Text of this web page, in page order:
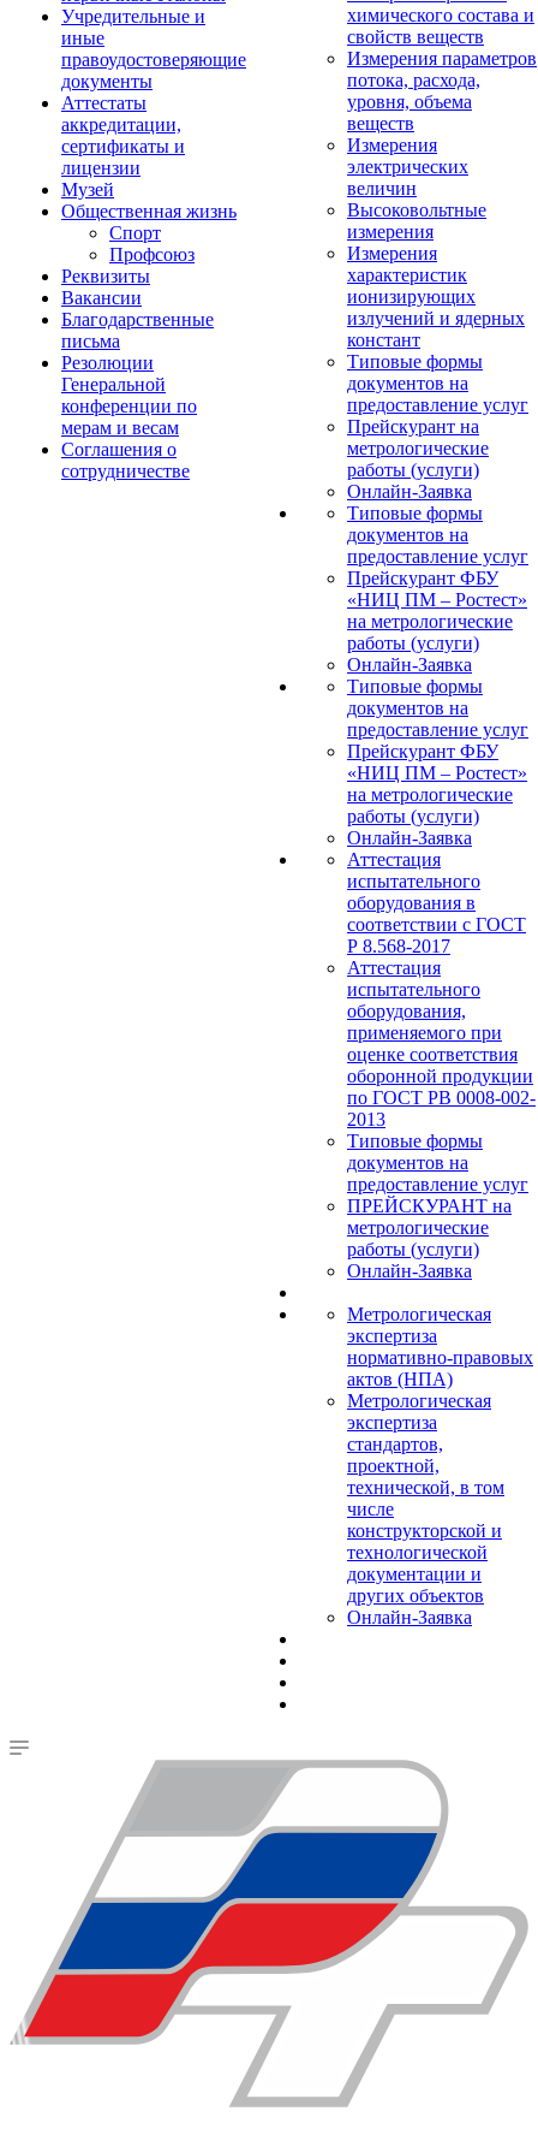
Учредительные и
иные
правоудостоверяющие
документы
Аттестаты
аккредитации,
сертификаты и
лицензии
Музей
Общественная жизнь
Спорт
Профсоюз
Реквизиты
Вакансии
Благодарственные
письма
Резолюции
Генеральной
конференции по
мерам и весам
Соглашения о
сотрудничестве
химического состава и
свойств веществ
Измерения параметров
потока, расхода,
уровня, объема
веществ
Измерения
электрических
величин
Высоковольтные
измерения
Измерения
характеристик
ионизирующих
излучений и ядерных
констант
Типовые формы
документов на
предоставление услуг
Прейскурант на
метрологические
работы (услуги)
Онлайн-Заявка
Типовые формы
документов на
предоставление услуг
Прейскурант ФБУ
«НИЦ ПМ – Ростест»
на метрологические
работы (услуги)
Онлайн-Заявка
Типовые формы
документов на
предоставление услуг
Прейскурант ФБУ
«НИЦ ПМ – Ростест»
на метрологические
работы (услуги)
Онлайн-Заявка
Аттестация
испытательного
оборудования в
соответствии с ГОСТ
Р 8.568-2017
Аттестация
испытательного
оборудования,
применяемого при
оценке соответствия
оборонной продукции
по ГОСТ РВ 0008-002-
2013
Типовые формы
документов на
предоставление услуг
ПРЕЙСКУРАНТ на
метрологические
работы (услуги)
Онлайн-Заявка
Метрологическая
экспертиза
нормативно-правовых
актов (НПА)
Метрологическая
экспертиза
стандартов,
проектной,
технической, в том
числе
конструкторской и
технологической
документации и
других объектов
Онлайн-Заявка